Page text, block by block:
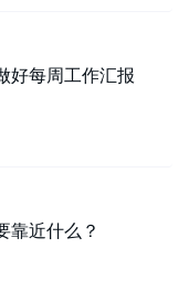
好每周工作汇报
靠近什么？